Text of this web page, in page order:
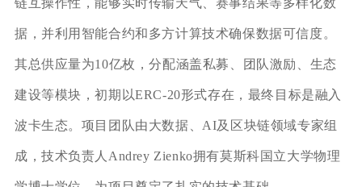
链互操作性，能够实时传输天气、赛事结果等多样化数
据，并利用智能合约和多方计算技术确保数据可信度。
其总供应量为10亿枚，分配涵盖私募、团队激励、生态
建设等模块，初期以ERC-20形式存在，最终目标是融入
波卡生态。项目团队由大数据、AI及区块链领域专家组
成，技术负责人Andrey Zienko拥有莫斯科国立大学物理